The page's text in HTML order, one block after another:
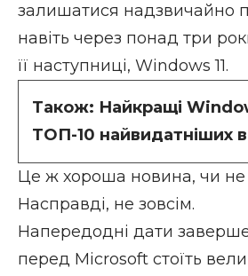
залишатися надзвичайно
навіть через понад три
її наступниці, Windows 11.
Також: Найкращі
ТОП-10 найвидатніших
Це ж хороша новина, чи не
Насправді, не зовсім.
Напередодні дати
перед Microsoft стоїть